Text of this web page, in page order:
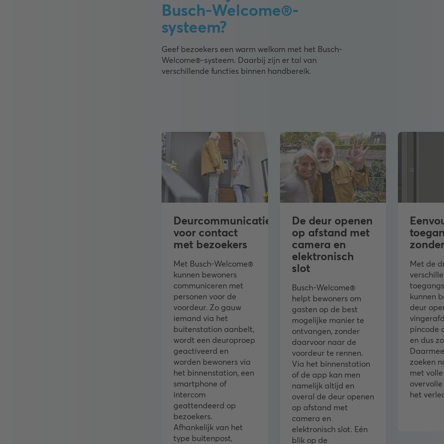
Busch-Welcome®-
systeem?
Geef bezoekers een warm welkom met het Busch-
Welcome®-systeem. Daarbij zijn er tal van
verschillende functies binnen handbereik.
Deurcommunicatiesysteem
voor contact
met bezoekers
Met Busch-Welcome®
kunnen bewoners
communiceren met
personen voor de
voordeur. Zo gauw
iemand via het
buitenstation aanbelt,
wordt een deuroproep
geactiveerd en
worden bewoners via
het binnenstation, een
smartphone of
intercom
geattendeerd op
bezoekers.
Afhankelijk van het
type buitenpost,
De deur openen
op afstand met
camera en
elektronisch
slot
Busch-Welcome®
helpt bewoners om
gasten op de best
mogelijke manier te
ontvangen, zonder
daarvoor naar de
voordeur te rennen.
Via het binnenstation
of de app kan men
namelijk altijd en
overal de deur openen
op afstand met
camera en
elektronisch slot. Eén
blik op de
Met de
kunnen
deur
pincode
en dus
zoeken
met
het